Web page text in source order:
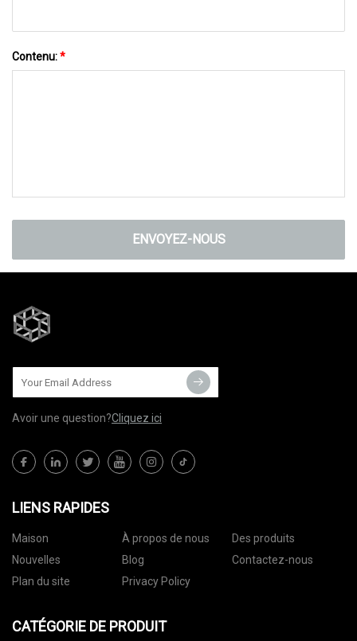
Contenu:*
ENVOYEZ-NOUS
Avoir une question?Cliquez ici
LIENS RAPIDES
Maison À propos de nous
Des produits
Nouvelles
Blog
Contactez-nous
Plan du site
Privacy Policy
CATÉGORIE DE PRODUIT